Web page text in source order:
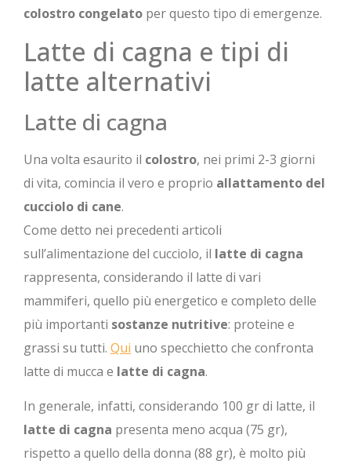
colostro congelato per questo tipo di emergenze.
Latte di cagna e tipi di
latte alternativi
Latte di cagna
Una volta esaurito il colostro, nei primi 2-3 giorni
di vita, comincia il vero e proprio allattamento del
cucciolo di cane.
Come detto nei precedenti articoli
sull’alimentazione del cucciolo, il latte di cagna
rappresenta, considerando il latte di vari
mammiferi, quello più energetico e completo delle
più importanti sostanze nutritive: proteine e
grassi su tutti. Qui uno specchietto che confronta
latte di mucca e latte di cagna.
In generale, infatti, considerando 100 gr di latte, il
latte di cagna presenta meno acqua (75 gr),
rispetto a quello della donna (88 gr), è molto più